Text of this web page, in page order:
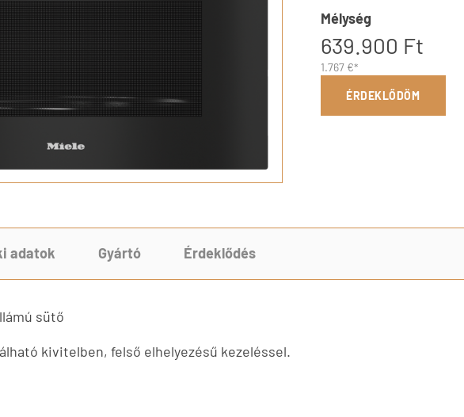
Mélység
639.900 Ft
1.767 €*
ÉRDEKLŐDÖM
adatok Gyártó Érdeklődés
sütő
kivitelben, felső elhelyezésű kezeléssel.